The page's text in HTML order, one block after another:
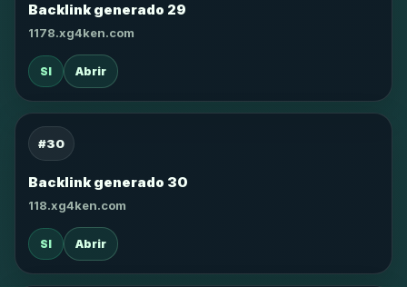
Backlink generado 29
1178.xg4ken.com
SI Abrir
#30
Backlink generado 30
118.xg4ken.com
SI Abrir